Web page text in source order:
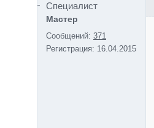
Специалист
Мастер
Сообщений: 371
Регистрация: 16.04.2015